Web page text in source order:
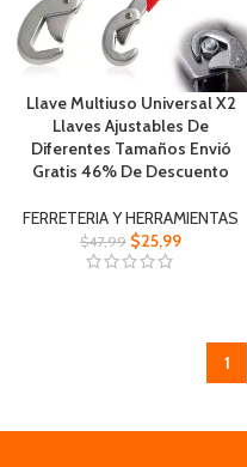
Llave Multiuso Universal X2
Llaves Ajustables De
Diferentes Tamaños Envió
Gratis 46% De Descuento
FERRETERIA Y HERRAMIENTAS
$47,99 $25,99
1